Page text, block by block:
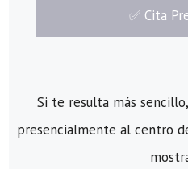
​✅​ Cita
Si te resulta más
presencialmente al centro